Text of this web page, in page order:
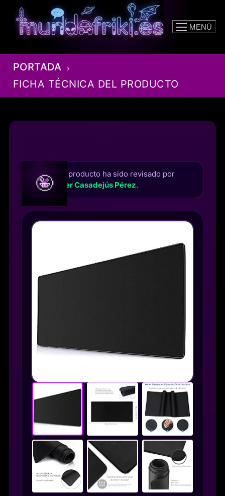
contenido
MENÚ
PORTADA
FICHA TÉCNICA DEL PRODUCTO
🤪 Este producto ha sido revisado por
Roger Casadejús Pérez.